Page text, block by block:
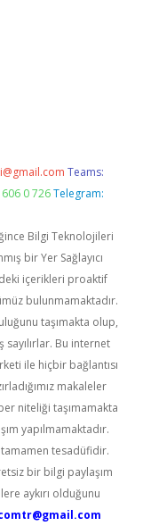
Teams:
0 726 Telegram:
Bilgi Teknolojileri
bir Yer Sağlayıcı
içerikleri proaktif
bulunmamaktadır.
taşımakta olup,
Bu internet
ile hiçbir bağlantısı
makaleler
niteliği taşımamakta
yapılmamaktadır.
tesadüfidir.
bir bilgi paylaşım
aykırı olduğunu